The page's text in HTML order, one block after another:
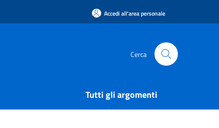
Accedi all'area personale
Cerca
Tutti gli argomenti